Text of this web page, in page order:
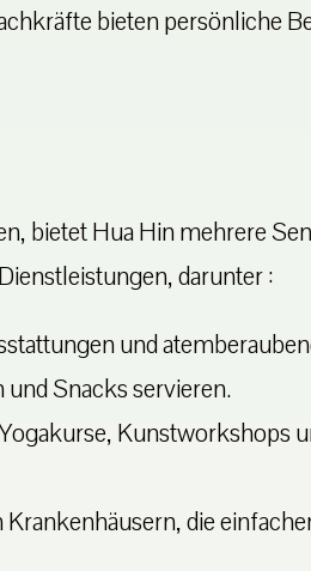
bieten persönliche
bietet Hua Hin mehrere
darunter :
und
Snacks servieren.
Kunstworkshops
die